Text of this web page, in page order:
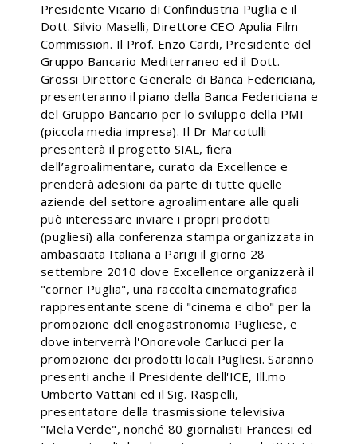
Presidente Vicario di Confindustria Puglia e il
Dott. Silvio Maselli, Direttore CEO Apulia Film
Commission. Il Prof. Enzo Cardi, Presidente del
Gruppo Bancario Mediterraneo ed il Dott.
Grossi Direttore Generale di Banca Federiciana,
presenteranno il piano della Banca Federiciana e
del Gruppo Bancario per lo sviluppo della PMI
(piccola media impresa). Il Dr Marcotulli
presenterà il progetto SIAL, fiera
dell’agroalimentare, curato da Excellence e
prenderà adesioni da parte di tutte quelle
aziende del settore agroalimentare alle quali
può interessare inviare i propri prodotti
(pugliesi) alla conferenza stampa organizzata in
ambasciata Italiana a Parigi il giorno 28
settembre 2010 dove Excellence organizzerà il
"corner Puglia", una raccolta cinematografica
rappresentante scene di "cinema e cibo" per la
promozione dell'enogastronomia Pugliese, e
dove interverrà l'Onorevole Carlucci per la
promozione dei prodotti locali Pugliesi. Saranno
presenti anche il Presidente dell'ICE, Ill.mo
Umberto Vattani ed il Sig. Raspelli,
presentatore della trasmissione televisiva
"Mela Verde", nonché 80 giornalisti Francesi ed